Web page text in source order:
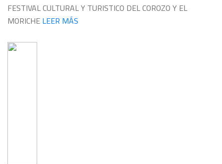
FESTIVAL CULTURAL Y TURISTICO DEL COROZO Y EL
MORICHELEER MÁS